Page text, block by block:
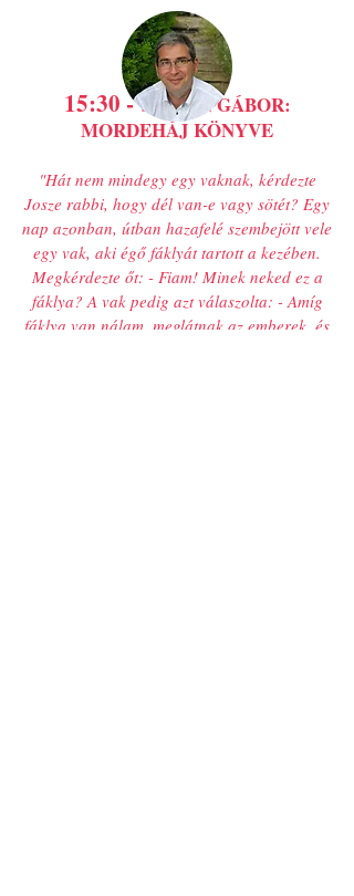
15:30 -SCHEIN GÁBOR:
MORDEHÁJ KÖNYVE
"Hát nem mindegy egy vaknak, kérdezte
Josze rabbi, hogy dél van-e vagy sötét? Egy
nap azonban, útban hazafelé szembejött vele
egy vak, aki égő fáklyát tartott a kezében.
Megkérdezte őt: - Fiam! Minek neked ez a
fáklya? A vak pedig azt válaszolta: - Amíg
fáklya van nálam, meglátnak az emberek, és